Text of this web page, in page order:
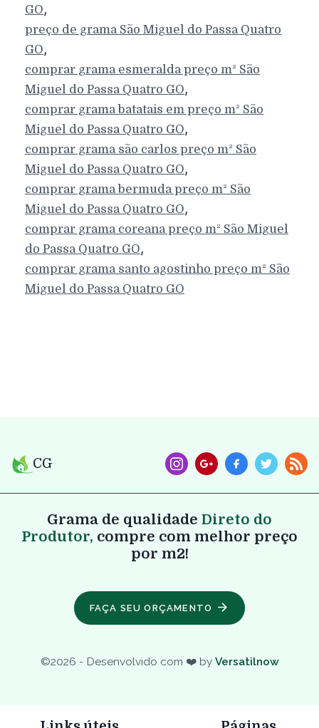
GO,
preço de grama São Miguel do Passa Quatro
GO,
comprar grama esmeralda preço m² São
Miguel do Passa Quatro GO,
comprar grama batatais em preço m² São
Miguel do Passa Quatro GO,
comprar grama são carlos preço m² São
Miguel do Passa Quatro GO,
comprar grama bermuda preço m² São
Miguel do Passa Quatro GO,
comprar grama coreana preço m² São Miguel
do Passa Quatro GO,
comprar grama santo agostinho preço m² São
Miguel do Passa Quatro GO
CG
Grama de qualidade Direto do
Produtor, compre com melhor preço
por m2!
FAÇA SEU ORÇAMENTO
©2026 - Desenvolvido com ❤️ by Versatilnow